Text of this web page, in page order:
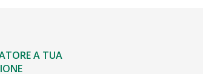
A TUA